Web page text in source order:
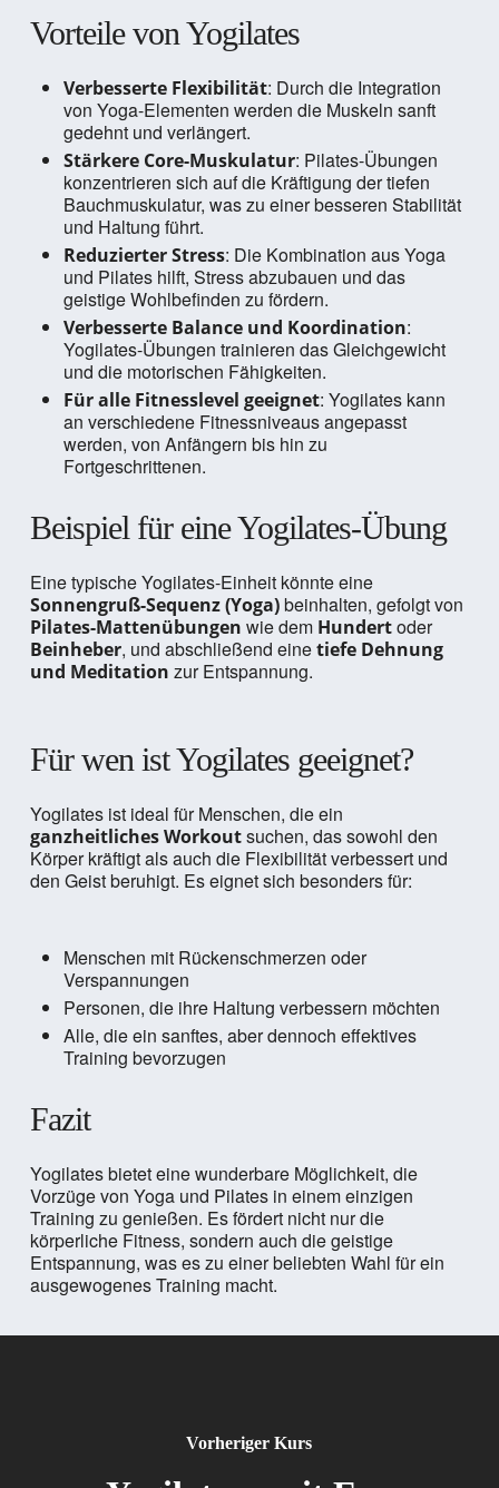
Vorteile von Yogilates
Verbesserte Flexibilität: Durch die Integration
von Yoga-Elementen werden die Muskeln sanft
gedehnt und verlängert.
Stärkere Core-Muskulatur: Pilates-Übungen
konzentrieren sich auf die Kräftigung der tiefen
Bauchmuskulatur, was zu einer besseren Stabilität
und Haltung führt.
Reduzierter Stress: Die Kombination aus Yoga
und Pilates hilft, Stress abzubauen und das
geistige Wohlbefinden zu fördern.
Verbesserte Balance und Koordination:
Yogilates-Übungen trainieren das Gleichgewicht
und die motorischen Fähigkeiten.
Für alle Fitnesslevel geeignet: Yogilates kann
an verschiedene Fitnessniveaus angepasst
werden, von Anfängern bis hin zu
Fortgeschrittenen.
Beispiel für eine Yogilates-Übung
Eine typische Yogilates-Einheit könnte eine
Sonnengruß-Sequenz (Yoga)beinhalten, gefolgt von
Pilates-Mattenübungen wie dem Hundertoder
Beinheber, und abschließend einetiefe Dehnung
und Meditation zur Entspannung.
Für wen ist Yogilates geeignet?
Yogilates ist ideal für Menschen, die ein
ganzheitliches Workoutsuchen, das sowohl den
Körper kräftigt als auch die Flexibilität verbessert und
den Geist beruhigt. Es eignet sich besonders für:
Menschen mit Rückenschmerzen oder
Verspannungen
Personen, die ihre Haltung verbessern möchten
Alle, die ein sanftes, aber dennoch effektives
Training bevorzugen
Fazit
Yogilates bietet eine wunderbare Möglichkeit, die
Vorzüge von Yoga und Pilates in einem einzigen
Training zu genießen. Es fördert nicht nur die
körperliche Fitness, sondern auch die geistige
Entspannung, was es zu einer beliebten Wahl für ein
ausgewogenes Training macht.
Vorheriger Kurs